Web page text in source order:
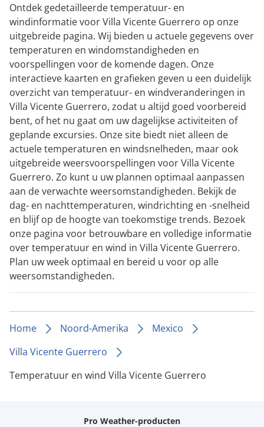
Ontdek gedetailleerde temperatuur- en
windinformatie voor Villa Vicente Guerrero op onze
uitgebreide pagina. Wij bieden u actuele gegevens over
temperaturen en windomstandigheden en
voorspellingen voor de komende dagen. Onze
interactieve kaarten en grafieken geven u een duidelijk
overzicht van temperatuur- en windveranderingen in
Villa Vicente Guerrero, zodat u altijd goed voorbereid
bent, of het nu gaat om uw dagelijkse activiteiten of
geplande excursies. Onze site biedt niet alleen de
actuele temperaturen en windsnelheden, maar ook
uitgebreide weersvoorspellingen voor Villa Vicente
Guerrero. Zo kunt u uw plannen optimaal aanpassen
aan de verwachte weersomstandigheden. Bekijk de
dag- en nachttemperaturen, windrichting en -snelheid
en blijf op de hoogte van toekomstige trends. Bezoek
onze pagina voor betrouwbare en volledige informatie
over temperatuur en wind in Villa Vicente Guerrero.
Plan uw week optimaal en bereid u voor op alle
weersomstandigheden.
Home Noord-Amerika
Mexico
Villa Vicente Guerrero
Temperatuur en wind Villa Vicente Guerrero
Pro Weather-producten